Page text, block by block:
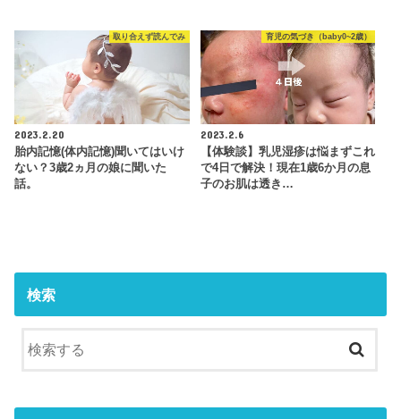
取り合えず読んでみ
2023.2.20
胎内記憶(体内記憶)聞いてはいけ
ない？3歳2ヵ月の娘に聞いた
話。
育児の気づき（baby0~2歳）
2023.2.6
【体験談】乳児湿疹は悩まずこれ
で4日で解決！現在1歳6か月の息
子のお肌は透き…
検索